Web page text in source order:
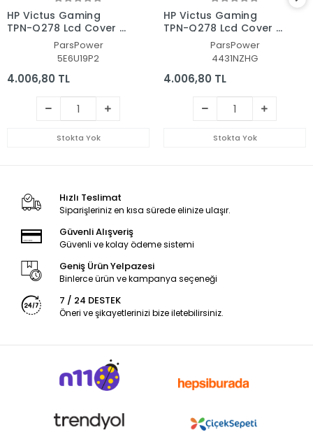
HP Victus Gaming
TPN-Q278 Lcd Cover -
Bezel Ekran Kasası-
Çerçeve Set
ParsPower
5E6U19P2
4.006,80 TL
Stokta Yok
HP Victus Gaming
TPN-Q278 Lcd Cover -
Bezel Ekran Kasası-
Çerçeve Set
ParsPower
4431NZHG
4.006,80 TL
Stokta Yok
Hızlı Teslimat
Siparişleriniz en kısa sürede elinize ulaşır.
Güvenli Alışveriş
Güvenli ve kolay ödeme sistemi
Geniş Ürün Yelpazesi
Binlerce ürün ve kampanya seçeneği
7 / 24 DESTEK
Öneri ve şikayetlerinizi bize iletebilirsiniz.